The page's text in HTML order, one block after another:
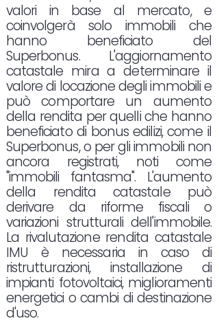
valori in base al mercato, e
coinvolgerà solo immobili che
hanno beneficiato del
Superbonus. L'aggiornamento
catastale mira a determinare il
valore di locazione degli immobili e
può comportare un aumento
della rendita per quelli che hanno
beneficiato di bonus edilizi, come il
Superbonus, o per gli immobili non
ancora registrati, noti come
"immobili fantasma". L'aumento
della rendita catastale può
derivare da riforme fiscali o
variazioni strutturali dell'immobile.
La rivalutazione rendita catastale
IMU è necessaria in caso di
ristrutturazioni, installazione di
impianti fotovoltaici, miglioramenti
energetici o cambi di destinazione
d'uso.